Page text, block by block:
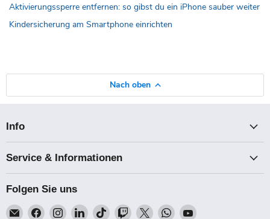
Aktivierungssperre entfernen: so gibst du ein iPhone sauber weiter
Kindersicherung am Smartphone einrichten
Nach oben
Info
Service & Informationen
Folgen Sie uns
EmailFindenFindenFindenFindenFindenFindenFindenFinden